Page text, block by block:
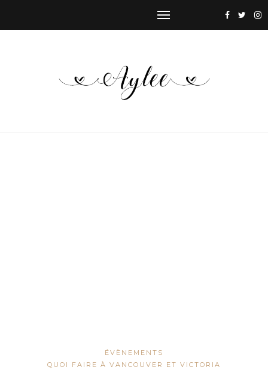
ÉVÈNEMENTS
QUOI FAIRE À VANCOUVER ET VICTORIA